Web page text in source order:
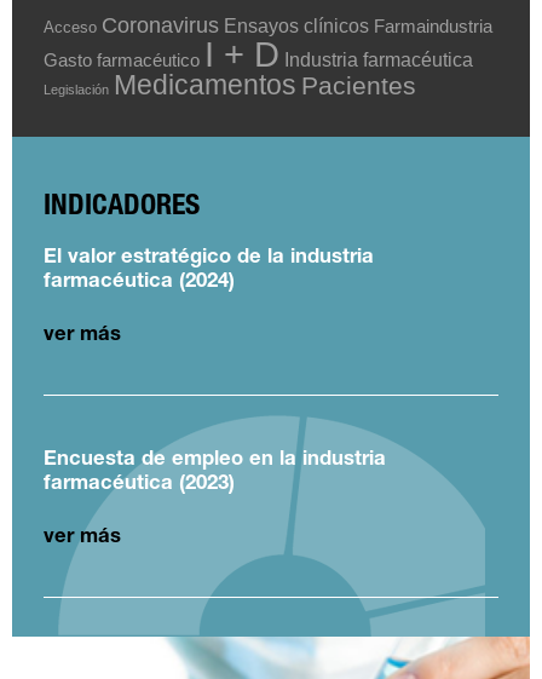
Acceso Coronavirus Ensayos clínicos Farmaindustria
Gasto farmacéutico I + D Industria farmacéutica
Legislación Medicamentos Pacientes
INDICADORES
El valor estratégico de la industria
farmacéutica (2024)
ver más
Encuesta de empleo en la industria
farmacéutica (2023)
ver más